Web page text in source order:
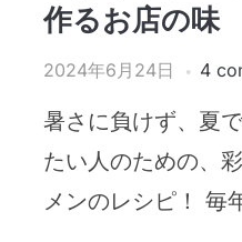
作るお店の味
2024年6月24日 4
暑さに負けず、夏
たい人のための、
メンのレシピ！ 毎